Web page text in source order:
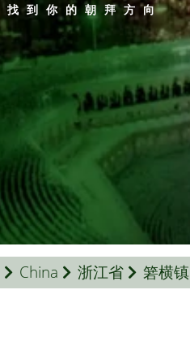
找到你的朝拜方向
China 浙江省 箬横镇